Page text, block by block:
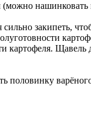
(можно нашинковать
закипеть,
картофеля. Щавель
половинку